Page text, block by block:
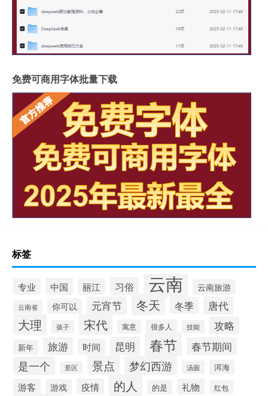
免费可商用字体批量下载
标签
专业 中国 丽江 习俗 云南 云南旅游
云南省 你可以 元宵节 冬天 冬季 唐代
大理 孩子 宋代 寓意 很多人 技能 攻略
新年 旅游 时间 昆明 春节 春节期间
是一个 景区 景点 梦幻西游 汤圆 洱海
游客 游戏 疫情 的人 的是 礼物 红包